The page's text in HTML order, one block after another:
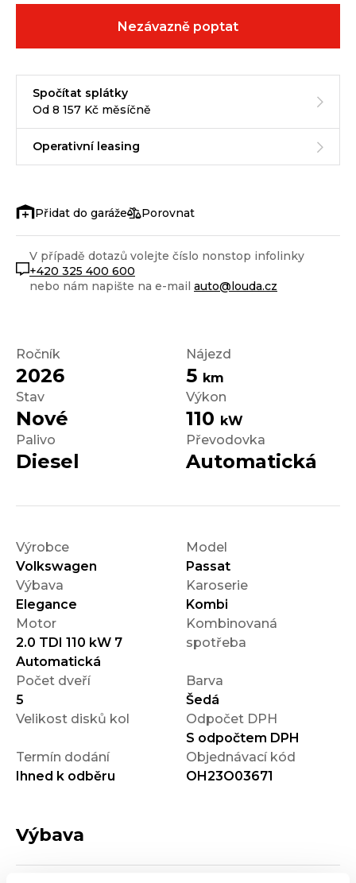
Ročník
2026
Nájezd
5 km
Stav
Nové
Výkon
110 kW
Palivo
Diesel
Převodovka
Automatická
Výrobce
Volkswagen
Model
Passat
Výbava
Elegance
Karoserie
Kombi
Motor
2.0 TDI 110 kW 7
Automatická
Kombinovaná
spotřeba
Počet dveří
5
Barva
Šedá
Velikost disků kol
Odpočet DPH
S odpočtem DPH
Termín dodání
Ihned k odběru
Objednávací kód
OH23O03671
Výbava
Nezávazně poptat
Spočítat splátky
Od 8 157 Kč měsíčně
Operativní leasing
Porovnat
V případě dotazů volejte číslo nonstop infolinky
+420 325 400 600
nebo nám napište na e-mail auto@louda.cz